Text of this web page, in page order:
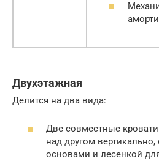
Двухэтажная
Делится на два вида:
Две совместные
над другом
основами и лесенкой